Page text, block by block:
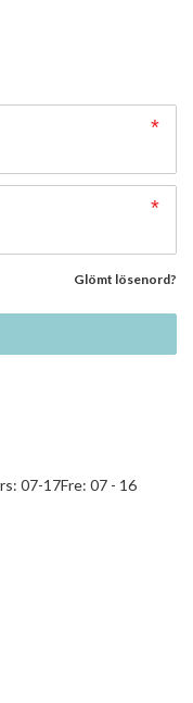
Glömt lösenord?
07-17Fre: 07 - 16